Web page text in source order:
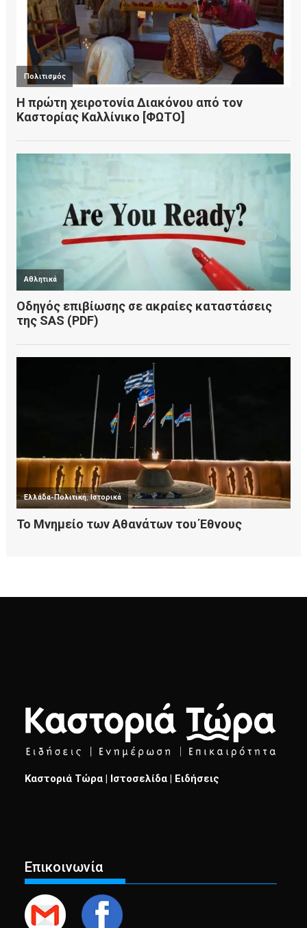
Καστοριά Τώρα | Ιστοσελίδα | Ειδήσεις
Επικοινωνία